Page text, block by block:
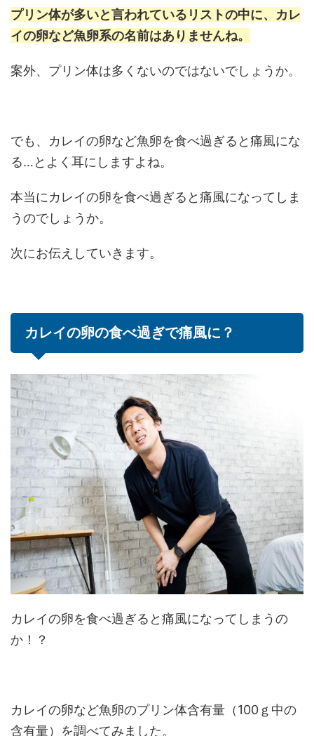
プリン体が多いと言われているリストの中に、カレ
イの卵など魚卵系の名前はありませんね。
案外、プリン体は多くないのではないでしょうか。
でも、カレイの卵など魚卵を食べ過ぎると痛風にな
る…とよく耳にしますよね。
本当にカレイの卵を食べ過ぎると痛風になってしま
うのでしょうか。
次にお伝えしていきます。
カレイの卵の食べ過ぎで痛風に？
カレイの卵を食べ過ぎると痛風になってしまうの
か！？
カレイの卵など魚卵のプリン体含有量（100ｇ中の
含有量）を調べてみました。